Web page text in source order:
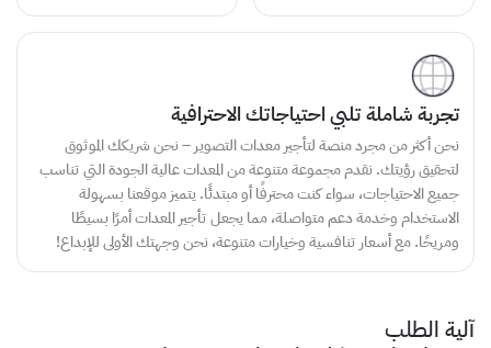
تجربة شاملة تلبي احتياجاتك الاحترافية
نحن أكثر من مجرد منصة لتأجير معدات التصوير – نحن شريكك الموثوق
لتحقيق رؤيتك. نقدم مجموعة متنوعة من المعدات عالية الجودة التي تناسب
جميع الاحتياجات، سواء كنت محترفًا أو مبتدئًا. يتميز موقعنا بسهولة
الاستخدام وخدمة دعم متواصلة، مما يجعل تأجير المعدات أمرًا بسيطًا
ومريحًا. مع أسعار تنافسية وخيارات متنوعة، نحن وجهتك الأولى للإبداع!
آلية الطلب